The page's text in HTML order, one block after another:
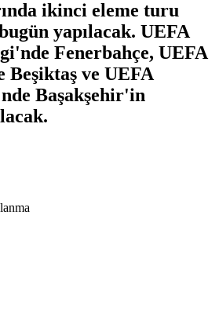
ikinci eleme turu
yapılacak. UEFA
Fenerbahçe, UEFA
ve UEFA
Başakşehir'in